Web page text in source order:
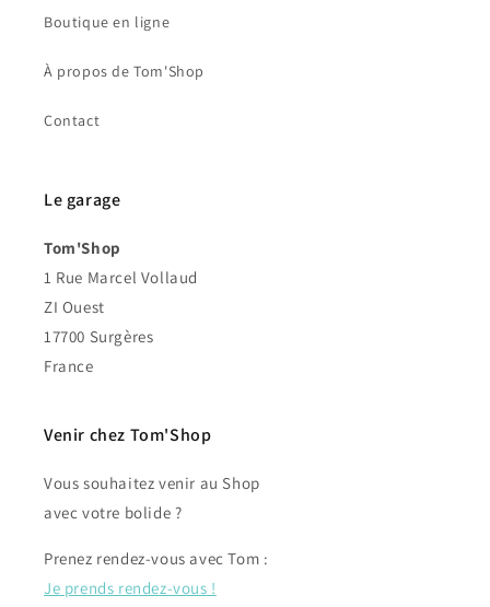
Boutique en ligne
À propos de Tom'Shop
Contact
Le garage
Tom'Shop
1 Rue Marcel Vollaud
ZI Ouest
17700 Surgères
France
Venir chez Tom'Shop
Vous souhaitez venir au Shop
avec votre bolide ?
Prenez rendez-vous avec Tom :
Je prends rendez-vous !